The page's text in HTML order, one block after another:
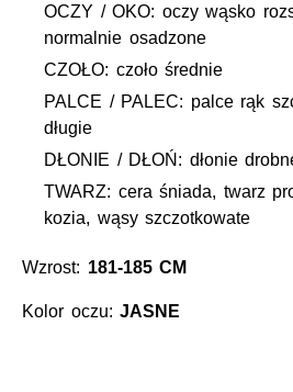
OCZY / OKO: oczy wąsko
normalnie osadzone
CZOŁO: czoło średnie
PALCE / PALEC: palce rąk
długie
DŁONIE / DŁOŃ: dłonie
TWARZ: cera śniada, twarz
kozia, wąsy szczotkowate
Wzrost: 181-185 CM
Kolor oczu:JASNE